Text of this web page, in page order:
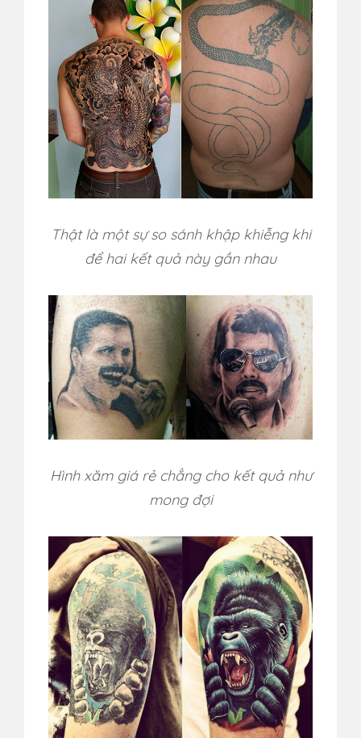
Thật là một sự so sánh khập khiễng khi
để hai kết quả này gần nhau
Hình xăm giá rẻ chẳng cho kết quả như
mong đợi